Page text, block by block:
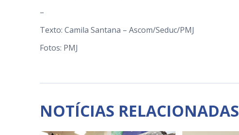
–
Texto: Camila Santana – Ascom/Seduc/PMJ
Fotos: PMJ
NOTÍCIAS RELACIONADAS